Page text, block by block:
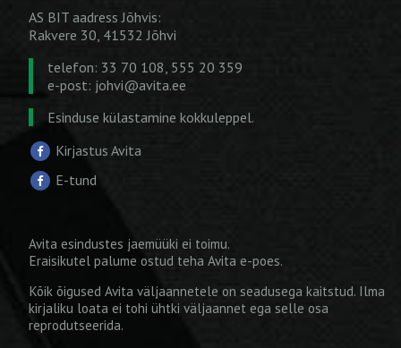
AS BIT aadress Jõhvis:
Rakvere 30, 41532 Jõhvi
telefon: 33 70 108, 555 20 359
e-post: johvi@avita.ee
Esinduse külastamine kokkuleppel.
Kirjastus Avita
E-tund
Avita esindustes jaemüüki ei toimu.
Eraisikutel palume ostud teha Avita e-poes.
Kõik õigused Avita väljaannetele on seadusega kaitstud. Ilma
kirjaliku loata ei tohi ühtki väljaannet ega selle osa
reprodutseerida.